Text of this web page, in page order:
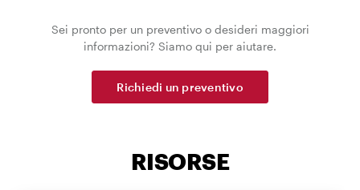
Sei pronto per un preventivo o desideri maggiori
informazioni? Siamo qui per aiutare.
Richiedi un preventivo
RISORSE